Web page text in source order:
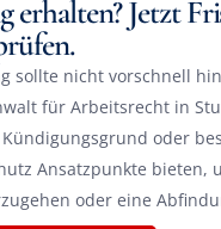
erhalten? Jetzt
sollte nicht vorschnell
für Arbeitsrecht in
oder
Ansatzpunkte bieten,
oder eine